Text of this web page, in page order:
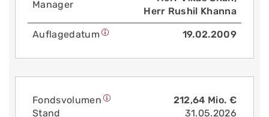
Manager
Herr Rushil Khanna
Auflage­datum 19.02.2009
Fonds­volumen
Stand
212,64 Mio. €
31.05.2026